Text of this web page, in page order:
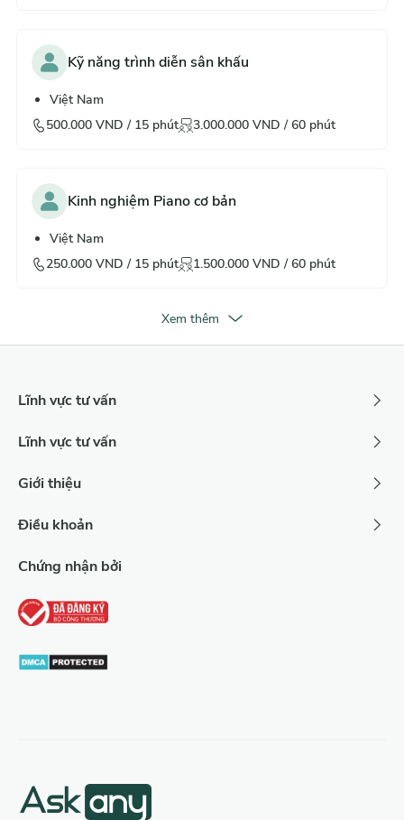
Kỹ năng trình diễn sân khấu
Việt Nam
500.000 VND / 15 phút 3.000.000 VND /60 phút
Kinh nghiệm Piano cơ bản
Việt Nam
250.000 VND / 15 phút 1.500.000 VND /60 phút
Xem thêm
Lĩnh vực tư vấn
Lĩnh vực tư vấn
Giới thiệu
Điều khoản
Chứng nhận bởi